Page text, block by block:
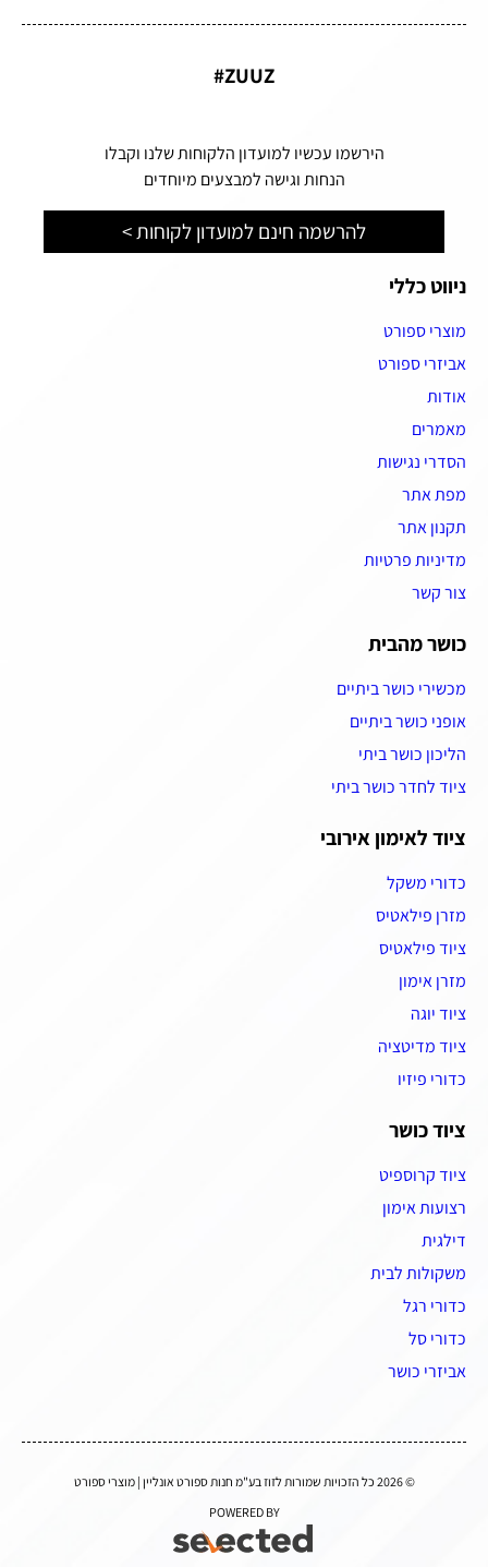
ZUUZ#
הירשמו עכשיו למועדון הלקוחות שלנו וקבלו
הנחות וגישה למבצעים מיוחדים
להרשמה חינם למועדון לקוחות >
ניווט כללי
מוצרי ספורט
אביזרי ספורט
אודות
מאמרים
הסדרי נגישות
מפת אתר
תקנון אתר
מדיניות פרטיות
צור קשר
כושר מהבית
מכשירי כושר ביתיים
אופני כושר ביתיים
הליכון כושר ביתי
ציוד לחדר כושר ביתי
ציוד לאימון אירובי
כדורי משקל
מזרן פילאטיס
ציוד פילאטיס
מזרן אימון
ציוד יוגה
ציוד מדיטציה
כדורי פיזיו
ציוד כושר
ציוד קרוספיט
רצועות אימון
דילגית
משקולות לבית
כדורי רגל
כדורי סל
אביזרי כושר
© 2026 כל הזכויות שמורות לזוז בע"מ חנות ספורט אונליין | מוצרי ספורט
POWERED BY